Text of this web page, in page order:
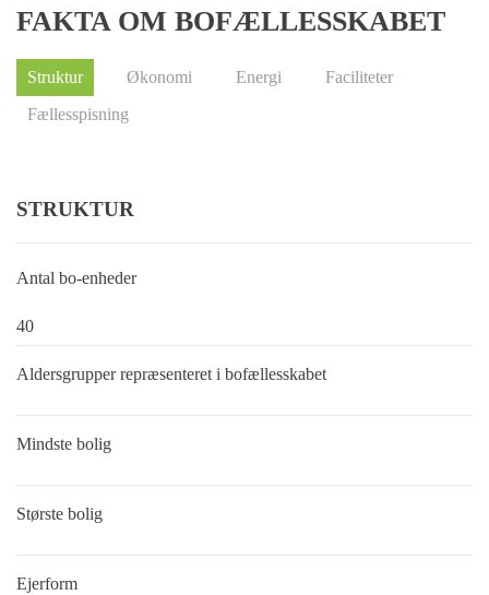
FAKTA OM BOFÆLLESSKABET
Struktur Økonomi Energi
Faciliteter
Fællesspisning
STRUKTUR
Antal bo-enheder
40
Aldersgrupper repræsenteret i bofællesskabet
Mindste bolig
Største bolig
Ejerform